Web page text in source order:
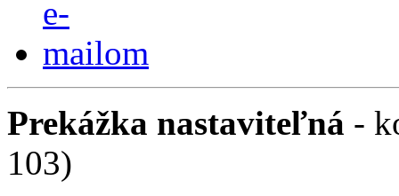
Prekážka nastaviteľná -
103)